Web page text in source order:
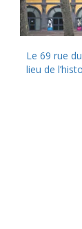
Le 69 rue
lieu de